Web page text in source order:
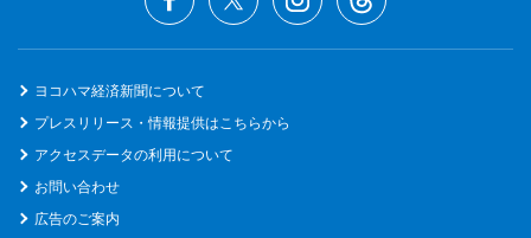
ヨコハマ経済新聞について
プレスリリース・情報提供はこちらから
アクセスデータの利用について
お問い合わせ
広告のご案内